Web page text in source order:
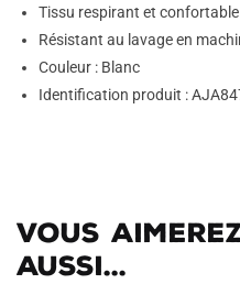
Tissu respirant et confortable
Résistant au lavage en
Couleur : Blanc
Identification produit :
Vous
aussi...